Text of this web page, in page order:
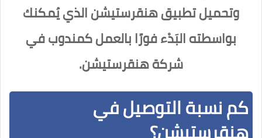
وتحميل تطبيق هنقرستيشن الذي يُمكنك
بواسطته البَدْء فورًا بالعمل كمندوب في
شركة هنقرستيشن.
كم نسبة التوصيل في